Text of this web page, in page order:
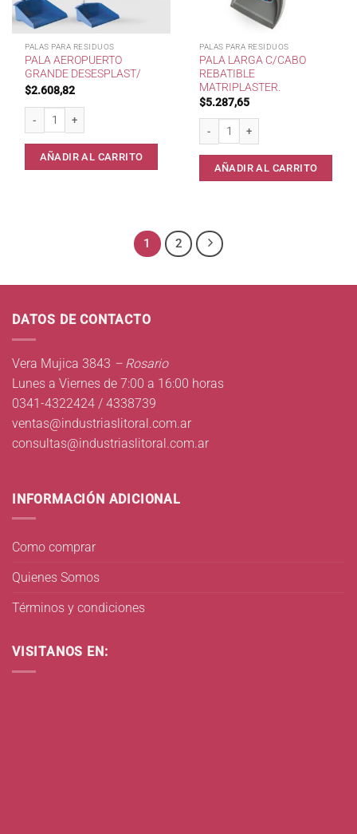
PALAS PARA RESIDUOS
PALA AEROPUERTO
GRANDE DESESPLAST/
$2.608,82
Pala Aeropuerto Grande Desesplast/ cantidad
AÑADIR AL CARRITO
PALAS PARA RESIDUOS
PALA LARGA C/CABO
REBATIBLE
MATRIPLASTER.
$5.287,65
Pala Larga c/Cabo Rebatible
AÑADIR AL CARRITO
1 2
DATOS DE CONTACTO
Vera Mujica 3843 – Rosario
Lunes a Viernes de 7:00 a 16:00 horas
0341-4322424 / 4338739
ventas@industriaslitoral.com.ar
consultas@industriaslitoral.com.ar
INFORMACIÓN ADICIONAL
Como comprar
Quienes Somos
Términos y condiciones
VISITANOS EN: